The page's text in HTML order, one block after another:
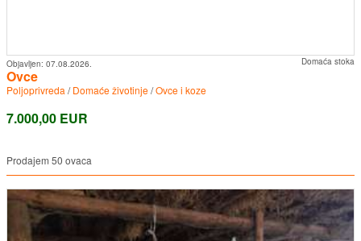
Domaća stoka
Objavljen: 07.08.2026.
Ovce
Poljoprivreda /Domaće životinje/Ovce i koze
7.000,00 EUR
Prodajem 50 ovaca